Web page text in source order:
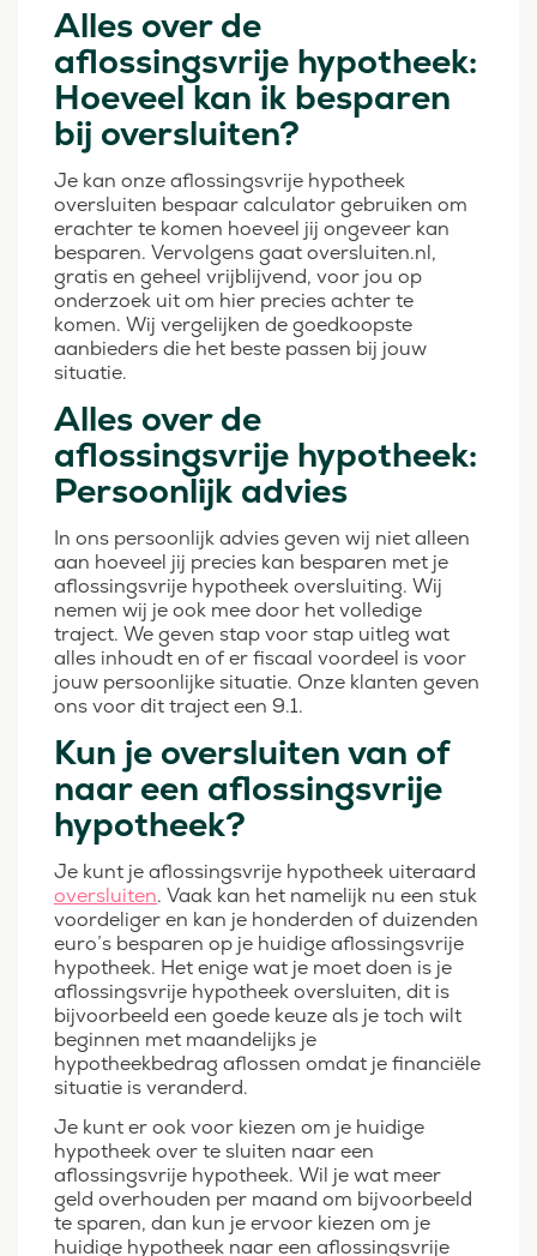
Alles over de
aflossingsvrije hypotheek:
Hoeveel kan ik besparen
bij oversluiten?
Je kan onze aflossingsvrije hypotheek
oversluiten bespaar calculator gebruiken om
erachter te komen hoeveel jij ongeveer kan
besparen. Vervolgens gaat oversluiten.nl,
gratis en geheel vrijblijvend, voor jou op
onderzoek uit om hier precies achter te
komen. Wij vergelijken de goedkoopste
aanbieders die het beste passen bij jouw
situatie.
Alles over de
aflossingsvrije hypotheek:
Persoonlijk advies
In ons persoonlijk advies geven wij niet alleen
aan hoeveel jij precies kan besparen met je
aflossingsvrije hypotheek oversluiting. Wij
nemen wij je ook mee door het volledige
traject. We geven stap voor stap uitleg wat
alles inhoudt en of er fiscaal voordeel is voor
jouw persoonlijke situatie. Onze klanten geven
ons voor dit traject een 9.1.
Kun je oversluiten van of
naar een aflossingsvrije
hypotheek?
Je kunt je aflossingsvrije hypotheek uiteraard
oversluiten. Vaak kan het namelijk nu een stuk
voordeliger en kan je honderden of duizenden
euro’s besparen op je huidige aflossingsvrije
hypotheek. Het enige wat je moet doen is je
aflossingsvrije hypotheek oversluiten, dit is
bijvoorbeeld een goede keuze als je toch wilt
beginnen met maandelijks je
hypotheekbedrag aflossen omdat je financiële
situatie is veranderd.
Je kunt er ook voor kiezen om je huidige
hypotheek over te sluiten naar een
aflossingsvrije hypotheek. Wil je wat meer
geld overhouden per maand om bijvoorbeeld
te sparen, dan kun je ervoor kiezen om je
huidige hypotheek naar een aflossingsvrije